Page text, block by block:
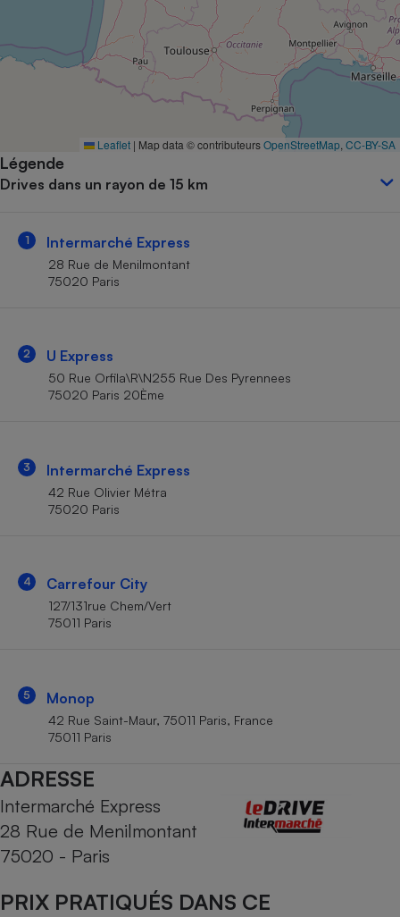
Leaflet | Map data © contributeursOpenStreetMap CC-BY-SA
Légende
Drives dans un rayon de 15 km
1 Intermarché Express
28 Rue de Menilmontant
75020 Paris
2 U Express
50 Rue Orfila\R\N255 Rue Des Pyrennees
75020 Paris 20Ème
3 Intermarché Express
42 Rue Olivier Métra
75020 Paris
4 Carrefour City
127/131rue Chem/Vert
75011 Paris
5 Monop
42 Rue Saint-Maur, 75011 Paris, France
75011 Paris
ADRESSE
Intermarché Express
28 Rue de Menilmontant
75020 - Paris
PRIX PRATIQUÉS DANS CE
Complément
alimentaire
Assurance emprunteur
Petit électroménager -
Cafetière à expressos
Mutuelle